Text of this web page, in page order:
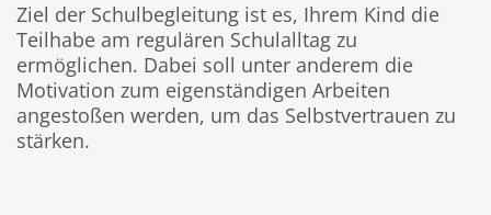
Ziel der Schulbegleitung ist es, Ihrem Kind die
Teilhabe am regulären Schulalltag zu
ermöglichen. Dabei soll unter anderem die
Motivation zum eigenständigen Arbeiten
angestoßen werden, um das Selbstvertrauen zu
stärken.